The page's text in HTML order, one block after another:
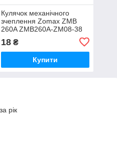
Кулячок механічного
зчеплення Zomax ZMB
260A ZMB260A-ZM08-38
18₴
Купити
рік